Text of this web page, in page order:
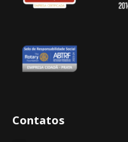
Contatos